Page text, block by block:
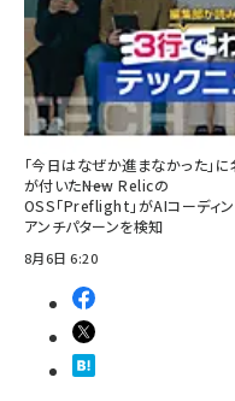
「今日はなぜか進まなかった」
が付いた――New Relicの
OSS「Preflight」がAIコーディ
アンチパターンを検知
8月6日 6:20